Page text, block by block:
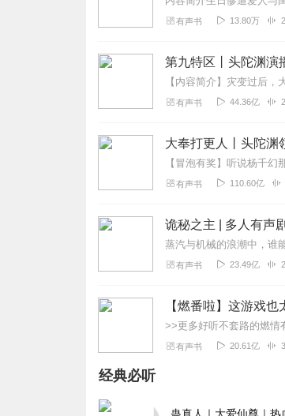
有声书 13.80万
第九特区丨头陀渊演
有声书 44.36亿
大奉打更人丨头陀渊
有声书 110.60亿
诡秘之主 | 多人有声
有声书 23.49亿
【燃番啦】这游戏
有声书 20.61亿
经典必听